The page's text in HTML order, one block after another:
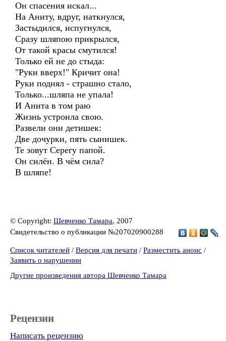
Он спасения искал...
На Аниту, вдруг, наткнулся,
Застыдился, испугнулся,
Сразу шляпою прикрылся,
От такой красы смутился!
Только ей не до стыда:
"Руки вверх!" Кричит она!
Руки поднял - страшно стало,
Только...шляпа не упала!
И Анита в том раю
Жизнь устроила свою.
Развели они детишек:
Две дочурки, пять сынишек.
Те зовут Серегу папой.
Он силён. В чём сила?
В шляпе!
© Copyright: Шевченко Тамара, 2007
Свидетельство о публикации №207020900288
Список читателей / Версия для печати / Разместить анонс /
Заявить о нарушении
Другие произведения автора Шевченко Тамара
Рецензии
Написать рецензию